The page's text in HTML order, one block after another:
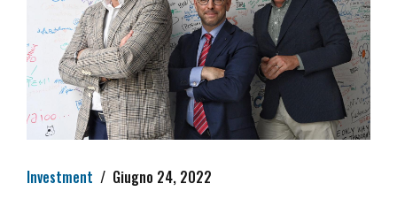
Investment Giugno 24, 2022